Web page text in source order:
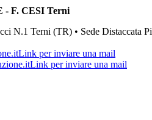
- F. CESI Terni
N.1 Terni (TR) • Sede Distaccata
Link per inviare una mail
Link per inviare una mail